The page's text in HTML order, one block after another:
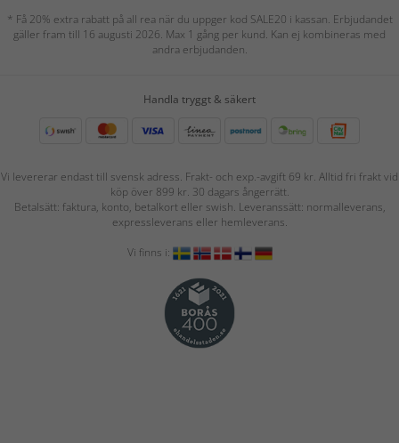
* Få 20% extra rabatt på all rea när du uppger kod SALE20 i kassan. Erbjudandet
gäller fram till 16 augusti 2026. Max 1 gång per kund. Kan ej kombineras med
andra erbjudanden.
Handla tryggt & säkert
Vi levererar endast till svensk adress. Frakt- och exp.-avgift 69 kr. Alltid fri frakt vid
köp över 899 kr. 30 dagars ångerrätt.
Betalsätt: faktura, konto, betalkort eller swish. Leveranssätt: normalleverans,
expressleverans eller hemleverans.
Vi finns i: